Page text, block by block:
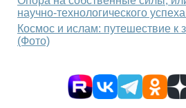
научно-технологического
Космос и ислам: путешествие к
(Фото)